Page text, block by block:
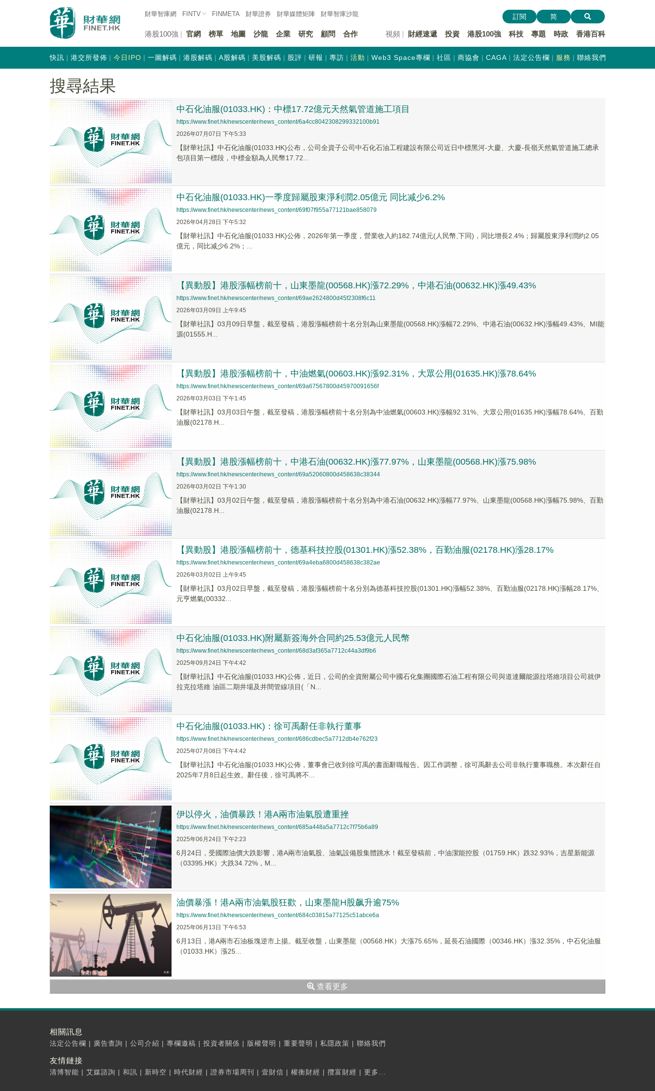
財華智庫網 FINTV FINMETA 財華證券 財華媒體矩陣 財華智庫沙龍
港股100強 官網 榜單 地圖 沙龍 企業 研究 顧問 合作 視頻 財經速遞 投資 港股100強 科技 專題 時政 香港百科
訂閱 简
快訊 港交所發佈 今日IPO 一圖解碼 港股解碼 A股解碼 美股解碼 股評 研報 專訪 活動 Web3 Space專欄 社區 商協會 CAGA 法定公告欄 服務 聯絡我們
搜尋結果
中石化油服(01033.HK)：中標17.72億元天然氣管道施工項目
https://www.finet.hk/newscenter/news_content/6a4cc8042308299332100b91
2026年07月07日 下午5:33
【財華社訊】中石化油服(01033.HK)公布，公司全資子公司中石化石油工程建設有限公司近日中標黑河-大慶、大慶-長嶺天然氣管道施工總承
包項目第一標段，中標金額為人民幣17.72...
中石化油服(01033.HK)一季度歸屬股東淨利潤2.05億元 同比减少6.2%
https://www.finet.hk/newscenter/news_content/69f07f955a77121bae858079
2026年04月28日 下午5:32
【財華社訊】中石化油服(01033.HK)公佈，2026年第一季度，營業收入約182.74億元(人民幣,下同)，同比增長2.4%；歸屬股東淨利潤約2.05
億元，同比减少6.2%；...
【異動股】港股漲幅榜前十，山東墨龍(00568.HK)漲72.29%，中港石油(00632.HK)漲49.43%
https://www.finet.hk/newscenter/news_content/69ae2624800d45f2308f6c11
2026年03月09日 上午9:45
【財華社訊】03月09日早盤，截至發稿，港股漲幅榜前十名分別為山東墨龍(00568.HK)漲幅72.29%、中港石油(00632.HK)漲幅49.43%、MI能
源(01555.H...
【異動股】港股漲幅榜前十，中油燃氣(00603.HK)漲92.31%，大眾公用(01635.HK)漲78.64%
https://www.finet.hk/newscenter/news_content/69a67567800d45970091656f
2026年03月03日 下午1:45
【財華社訊】03月03日午盤，截至發稿，港股漲幅榜前十名分別為中油燃氣(00603.HK)漲幅92.31%、大眾公用(01635.HK)漲幅78.64%、百勤
油服(02178.H...
【異動股】港股漲幅榜前十，中港石油(00632.HK)漲77.97%，山東墨龍(00568.HK)漲75.98%
https://www.finet.hk/newscenter/news_content/69a52060800d458638c38344
2026年03月02日 下午1:30
【財華社訊】03月02日午盤，截至發稿，港股漲幅榜前十名分別為中港石油(00632.HK)漲幅77.97%、山東墨龍(00568.HK)漲幅75.98%、百勤
油服(02178.H...
【異動股】港股漲幅榜前十，德基科技控股(01301.HK)漲52.38%，百勤油服(02178.HK)漲28.17%
https://www.finet.hk/newscenter/news_content/69a4eba6800d458638c382ae
2026年03月02日 上午9:45
【財華社訊】03月02日早盤，截至發稿，港股漲幅榜前十名分別為德基科技控股(01301.HK)漲幅52.38%、百勤油服(02178.HK)漲幅28.17%、
元亨燃氣(00332...
中石化油服(01033.HK)附屬新簽海外合同約25.53億元人民幣
https://www.finet.hk/newscenter/news_content/68d3af365a7712c44a3df9b6
2025年09月24日 下午4:42
【財華社訊】中石化油服(01033.HK)公佈，近日，公司的全資附屬公司中國石化集團國際石油工程有限公司與道達爾能源拉塔維項目公司就伊
拉克拉塔維 油區二期井場及井間管線項目(「N...
中石化油服(01033.HK)：徐可禹辭任非執行董事
https://www.finet.hk/newscenter/news_content/686cdbec5a7712db4e762f23
2025年07月08日 下午4:42
【財華社訊】中石化油服(01033.HK)公佈，董事會已收到徐可禹的書面辭職報告。因工作調整，徐可禹辭去公司非執行董事職務。本次辭任自
2025年7月8日起生效。辭任後，徐可禹將不...
伊以停火，油價暴跌！港A兩市油氣股遭重挫
https://www.finet.hk/newscenter/news_content/685a448a5a7712c7f75b6a89
2025年06月24日 下午2:23
6月24日，受國際油價大跌影響，港A兩市油氣股、油氣設備股集體跳水！截至發稿前，中油潔能控股（01759.HK）跌32.93%，吉星新能源
（03395.HK）大跌34.72%，M...
油價暴漲！港A兩市油氣股狂歡，山東墨龍H股飙升逾75%
https://www.finet.hk/newscenter/news_content/684c03815a77125c51abce6a
2025年06月13日 下午6:53
6月13日，港A兩市石油板塊逆市上揚。截至收盤，山東墨龍（00568.HK）大漲75.65%，延長石油國際（00346.HK）漲32.35%，中石化油服
（01033.HK）漲25...
查看更多
相關訊息
法定公告欄 | 廣告查詢 | 公司介紹 | 專欄邀稿 | 投資者關係 | 版權聲明 | 重要聲明 | 私隱政策 | 聯絡我們
友情鏈接
清博智能 | 艾媒諮詢 | 和訊 | 新時空 | 時代財經 | 證券市場周刊 | 壹財信 | 權衡財經 | 攬富財經 | 更多...